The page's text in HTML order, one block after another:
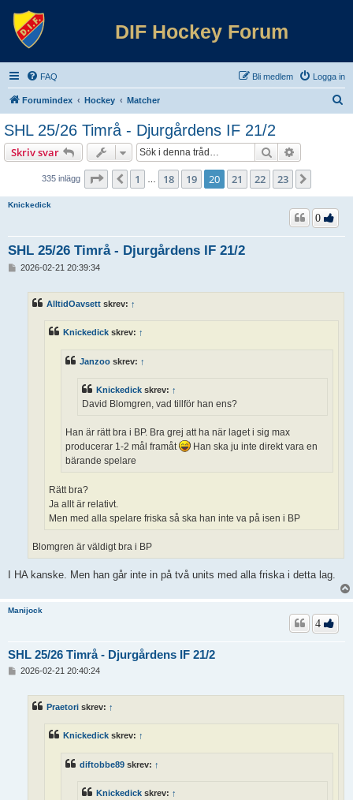
DIF Hockey Forum
FAQ Logga in
Bli medlem
Forumindex Hockey Matcher
SHL 25/26 Timrå - Djurgårdens IF 21/2
Skriv svar Sök
335 inlägg Sida 20 av 23
Föregående
1 18 19 20 21 22 23
Knickedick
SHL 25/26 Timrå - Djurgårdens IF 21/2
0
2026-02-21 20:39:34
AlltidOavsett skrev: ↑
Knickedick skrev: ↑
Janzoo skrev: ↑
Knickedick skrev: ↑
David Blomgren, vad tillför han ens?
Han är rätt bra i BP. Bra grej att ha när laget i sig max
producerar 1-2 mål framåt
Han ska ju inte direkt vara en
bärande spelare
Rätt bra?
Ja allt är relativt.
Men med alla spelare friska så ska han inte va på isen i BP
Blomgren är väldigt bra i BP
I HA kanske. Men han går inte in på två units med alla friska i detta lag.
Manijock
SHL 25/26 Timrå - Djurgårdens IF 21/2
4
2026-02-21 20:40:24
Praetori skrev: ↑
Knickedick skrev: ↑
diftobbe89 skrev: ↑
Knickedick skrev: ↑